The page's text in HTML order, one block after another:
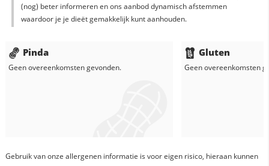
(nog) beter informeren en ons aanbod dynamisch afstemmen
waardoor je je dieët gemakkelijk kunt aanhouden.
Pinda
Geen overeenkomsten gevonden.
Gluten
Geen overeenkomsten
Gebruik van onze allergenen informatie is voor eigen risico, hieraan kunnen